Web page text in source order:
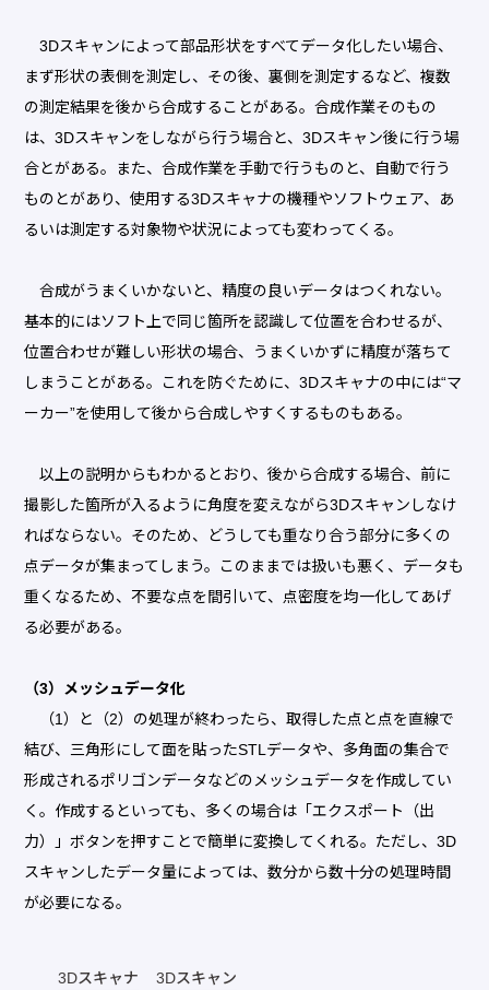
3Dスキャンによって部品形状をすべてデータ化したい場合、
まず形状の表側を測定し、その後、裏側を測定するなど、複数
の測定結果を後から合成することがある。合成作業そのもの
は、3Dスキャンをしながら行う場合と、3Dスキャン後に行う場
合とがある。また、合成作業を手動で行うものと、自動で行う
ものとがあり、使用する3Dスキャナの機種やソフトウェア、あ
るいは測定する対象物や状況によっても変わってくる。
合成がうまくいかないと、精度の良いデータはつくれない。
基本的にはソフト上で同じ箇所を認識して位置を合わせるが、
位置合わせが難しい形状の場合、うまくいかずに精度が落ちて
しまうことがある。これを防ぐために、3Dスキャナの中には“マ
ーカー”を使用して後から合成しやすくするものもある。
以上の説明からもわかるとおり、後から合成する場合、前に
撮影した箇所が入るように角度を変えながら3Dスキャンしなけ
ればならない。そのため、どうしても重なり合う部分に多くの
点データが集まってしまう。このままでは扱いも悪く、データも
重くなるため、不要な点を間引いて、点密度を均一化してあげ
る必要がある。
（3）メッシュデータ化
（1）と（2）の処理が終わったら、取得した点と点を直線で
結び、三角形にして面を貼ったSTLデータや、多角面の集合で
形成されるポリゴンデータなどのメッシュデータを作成してい
く。作成するといっても、多くの場合は「エクスポート（出
力）」ボタンを押すことで簡単に変換してくれる。ただし、3D
スキャンしたデータ量によっては、数分から数十分の処理時間
が必要になる。
3Dスキャナ 3Dスキャン